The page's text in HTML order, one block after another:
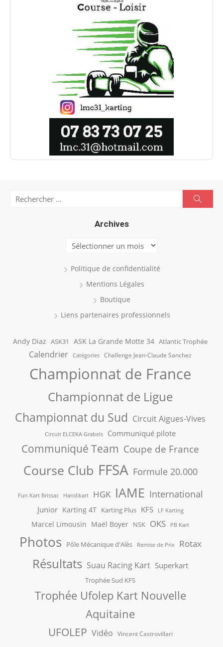
Archives
Archives
Politique de confidentialité
Mentions Légales
Boutique
Liens partenaires professionnels
Andy Diaz ASK31 ASK La Grande Motte 34 Atlantic Trophée
Calendrier Catégories Challenge Jean-Claude Sanchez
Championnat de France
Championnat de Ligue
Championnat du Sud Circuit Aigues-Vives
Circuit ELCEKA Grabels Communiqué pilote
Communiqué Team Coupe de France
Course Club FFSA Formule 20.000
Fun Kart Brissac Handikart HGK IAME International
Junior Karting 4T Karting Plus KFS LF Karting
Marcel Limousin Maël Boyer NSK OKS PB Kart
Photos Pôle Mécanique d'Alès Remise de Prix Rotax
Résultats Suau Racing Kart Superkart
Trophée Sud KFS
Trophée Ufolep Kart Nouvelle
Aquitaine
UFOLEP Vidéo Vincent Castrovillari